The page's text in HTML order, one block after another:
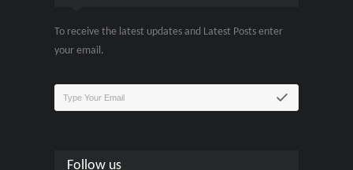
To receive the latest updates and Latest Posts enter
your email.
Follow us